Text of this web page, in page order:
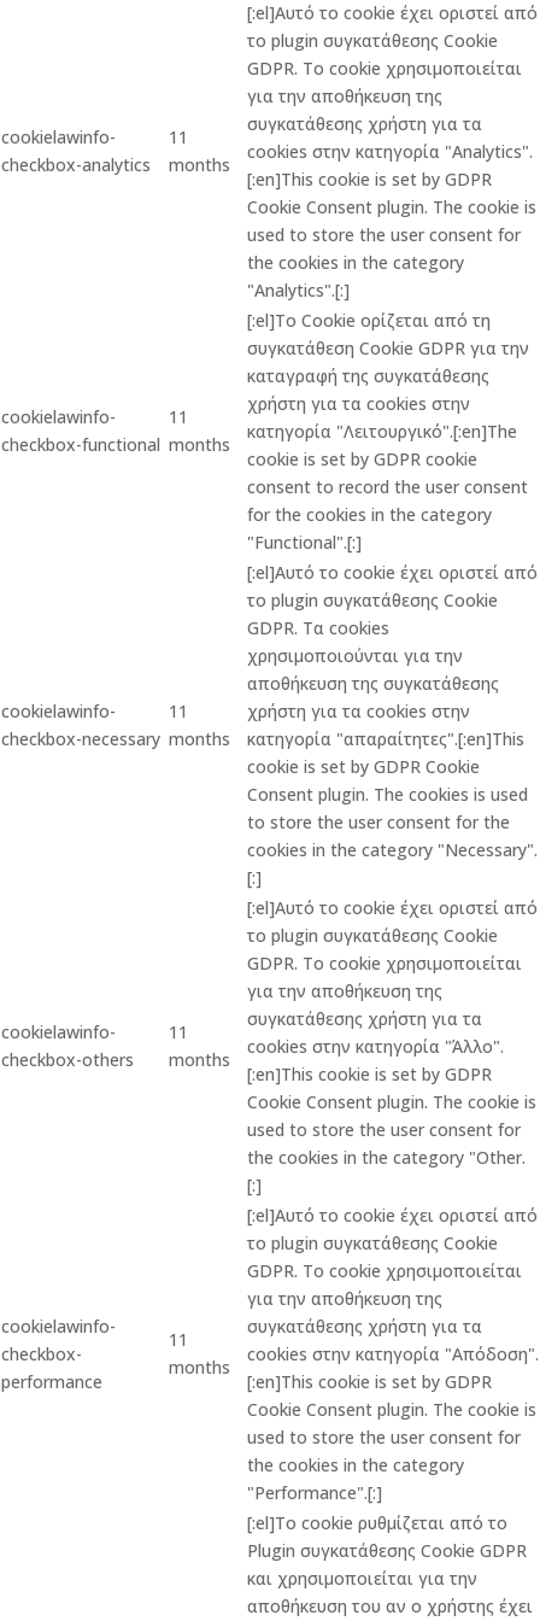
cookielawinfo-
checkbox-analytics
11
months
[:el]Αυτό το cookie έχει οριστεί από
το plugin συγκατάθεσης Cookie
GDPR. Το cookie χρησιμοποιείται
για την αποθήκευση της
συγκατάθεσης χρήστη για τα
cookies στην κατηγορία "Analytics".
[:en]This cookie is set by GDPR
Cookie Consent plugin. The cookie is
used to store the user consent for
the cookies in the category
"Analytics".[:]
cookielawinfo-
checkbox-functional
11
months
[:el]Το Cookie ορίζεται από τη
συγκατάθεση Cookie GDPR για την
καταγραφή της συγκατάθεσης
χρήστη για τα cookies στην
κατηγορία "Λειτουργικό".[:en]The
cookie is set by GDPR cookie
consent to record the user consent
for the cookies in the category
"Functional".[:]
cookielawinfo-
checkbox-necessary
11
months
[:el]Αυτό το cookie έχει οριστεί από
το plugin συγκατάθεσης Cookie
GDPR. Τα cookies
χρησιμοποιούνται για την
αποθήκευση της συγκατάθεσης
χρήστη για τα cookies στην
κατηγορία "απαραίτητες".[:en]This
cookie is set by GDPR Cookie
Consent plugin. The cookies is used
to store the user consent for the
cookies in the category "Necessary".
[:]
cookielawinfo-
checkbox-others
11
months
[:el]Αυτό το cookie έχει οριστεί από
το plugin συγκατάθεσης Cookie
GDPR. Το cookie χρησιμοποιείται
για την αποθήκευση της
συγκατάθεσης χρήστη για τα
cookies στην κατηγορία "Άλλο".
[:en]This cookie is set by GDPR
Cookie Consent plugin. The cookie is
used to store the user consent for
the cookies in the category "Other.
[:]
cookielawinfo-
checkbox-
performance
11
months
[:el]Αυτό το cookie έχει οριστεί από
το plugin συγκατάθεσης Cookie
GDPR. Το cookie χρησιμοποιείται
για την αποθήκευση της
συγκατάθεσης χρήστη για τα
cookies στην κατηγορία "Απόδοση".
[:en]This cookie is set by GDPR
Cookie Consent plugin. The cookie is
used to store the user consent for
the cookies in the category
"Performance".[:]
[:el]Το cookie ρυθμίζεται από το
Plugin συγκατάθεσης Cookie GDPR
και χρησιμοποιείται για την
αποθήκευση του αν ο χρήστης έχει